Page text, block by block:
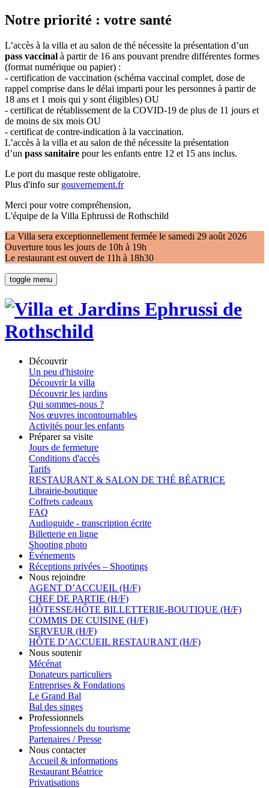
Notre priorité : votre santé
L’accès à la villa et au salon de thé nécessite la présentation d’un
pass vaccinal à partir de 16 ans pouvant prendre différentes formes
(format numérique ou papier) :
- certification de vaccination (schéma vaccinal complet, dose de
rappel comprise dans le délai imparti pour les personnes à partir de
18 ans et 1 mois qui y sont éligibles) OU
- certificat de rétablissement de la COVID-19 de plus de 11 jours et
de moins de six mois OU
- certificat de contre-indication à la vaccination.
L’accès à la villa et au salon de thé nécessite la présentation
d’un pass sanitaire pour les enfants entre 12 et 15 ans inclus.
Le port du masque reste obligatoire.
Plus d'info sur gouvernement.fr
Merci pour votre compréhension,
L'équipe de la Villa Ephrussi de Rothschild
La Villa sera exceptionnellement fermée le samedi 29 août 2026
Ouverture tous les jours de 10h à 19h
Le restaurant est ouvert de 11h à 18h30
toggle menu
Découvrir
Un peu d'histoire
Découvrir la villa
Découvrir les jardins
Qui sommes-nous ?
Nos œuvres incontournables
Activités pour les enfants
Préparer sa visite
Jours de fermeture
Conditions d'accès
Tarifs
RESTAURANT & SALON DE THÉ BÉATRICE
Librairie-boutique
Coffrets cadeaux
FAQ
Audioguide - transcription écrite
Billetterie en ligne
Shooting photo
Événements
Réceptions privées – Shootings
Nous rejoindre
AGENT D’ACCUEIL (H/F)
CHEF DE PARTIE (H/F)
HÔTESSE/HÔTE BILLETTERIE-BOUTIQUE (H/F)
COMMIS DE CUISINE (H/F)
SERVEUR (H/F)
HÔTE D’ACCUEIL RESTAURANT (H/F)
Nous soutenir
Mécénat
Donateurs particuliers
Entreprises & Fondations
Le Grand Bal
Bal des singes
Professionnels
Professionnels du tourisme
Partenaires / Presse
Nous contacter
Accueil & informations
Restaurant Béatrice
Privatisations